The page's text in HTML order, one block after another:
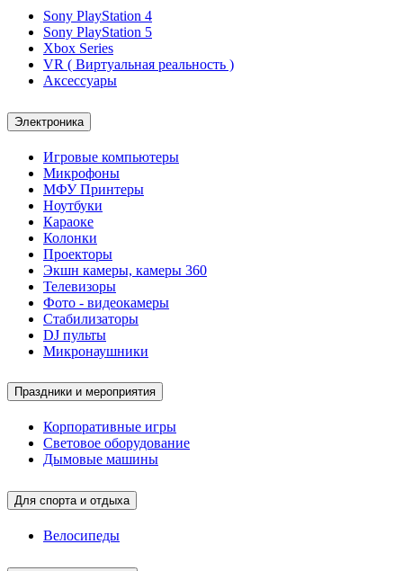
Sony PlayStation 4
Sony PlayStation 5
Xbox Series
VR ( Виртуальная реальность )
Аксессуары
Электроника
Игровые компьютеры
Микрофоны
МФУ Принтеры
Ноутбуки
Караоке
Колонки
Проекторы
Экшн камеры, камеры 360
Телевизоры
Фото - видеокамеры
Стабилизаторы
DJ пульты
Микронаушники
Праздники и мероприятия
Корпоративные игры
Световое оборудование
Дымовые машины
Для спорта и отдыха
Велосипеды